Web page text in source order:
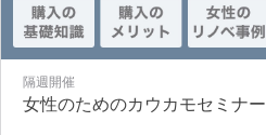
隔週開催
女性のためのカウカモセミナー